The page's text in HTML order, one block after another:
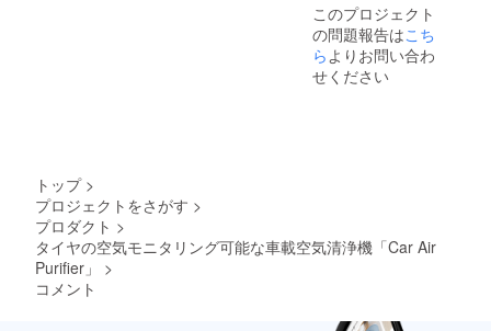
しまし
ては一
部変更
になる
可能性
このプロジェクト
の問題報告はこち
ら よりお問い合わ
せください
トップ >
プロジェクトをさがす >
プロダクト >
タイヤの空気モニタリング可能な車載空気清浄機「Car Air
Purifier」
>
コメント